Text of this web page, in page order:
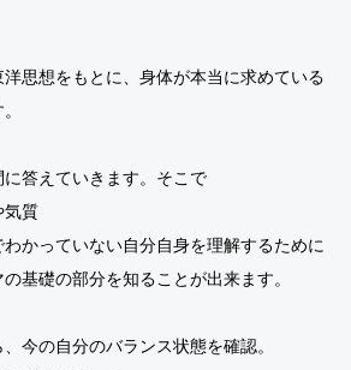
洋思想をもとに、身体が本当に求めている
答えていきます。そこで
気質
わかっていない自分自身を理解するために
基礎の部分を知ることが出来ます。
今の自分のバランス状態を確認。